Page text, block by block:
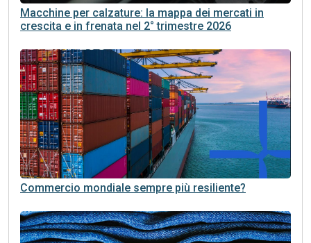
Macchine per calzature: la mappa dei mercati in
crescita e in frenata nel 2° trimestre 2026
Commercio mondiale sempre più resiliente?